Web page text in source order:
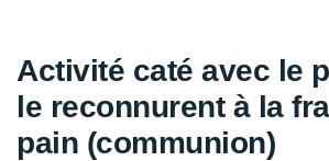
Activité caté avec le
le reconnurent à la
pain (communion)